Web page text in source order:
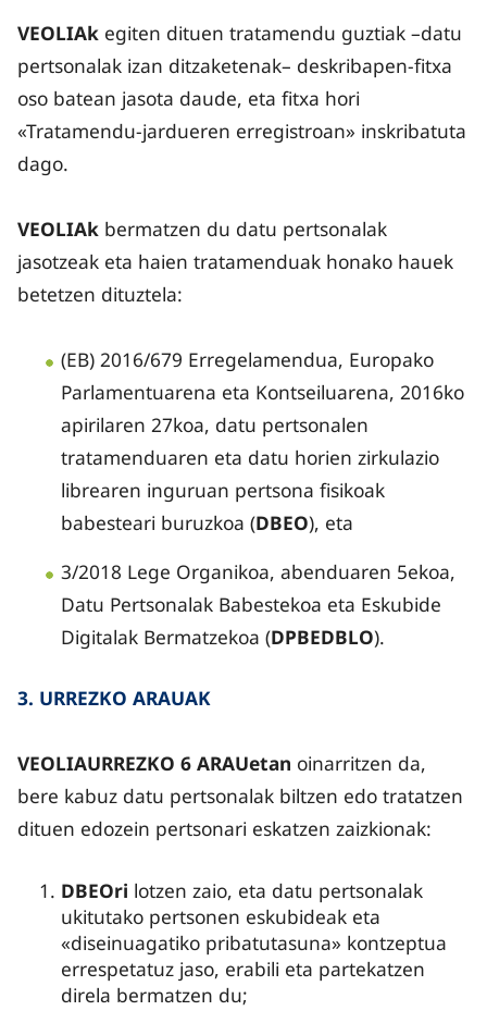
VEOLIAk egiten dituen tratamendu guztiak –datu
pertsonalak izan ditzaketenak– deskribapen-fitxa
oso batean jasota daude, eta fitxa hori
«Tratamendu-jardueren erregistroan» inskribatuta
dago.
VEOLIAk bermatzen du datu pertsonalak
jasotzeak eta haien tratamenduak honako hauek
betetzen dituztela:
(EB) 2016/679 Erregelamendua, Europako
Parlamentuarena eta Kontseiluarena, 2016ko
apirilaren 27koa, datu pertsonalen
tratamenduaren eta datu horien zirkulazio
librearen inguruan pertsona fisikoak
babesteari buruzkoa (DBEO), eta
3/2018 Lege Organikoa, abenduaren 5ekoa,
Datu Pertsonalak Babestekoa eta Eskubide
Digitalak Bermatzekoa (DPBEDBLO).
3. URREZKO ARAUAK
VEOLIAURREZKO 6 ARAUetan oinarritzen da,
bere kabuz datu pertsonalak biltzen edo tratatzen
dituen edozein pertsonari eskatzen zaizkionak:
DBEOri lotzen zaio, eta datu pertsonalak
ukitutako pertsonen eskubideak eta
«diseinuagatiko pribatutasuna» kontzeptua
errespetatuz jaso, erabili eta partekatzen
direla bermatzen du;